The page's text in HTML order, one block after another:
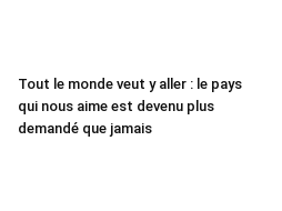
Tout le monde veut y aller : le pays
qui nous aime est devenu plus
demandé que jamais